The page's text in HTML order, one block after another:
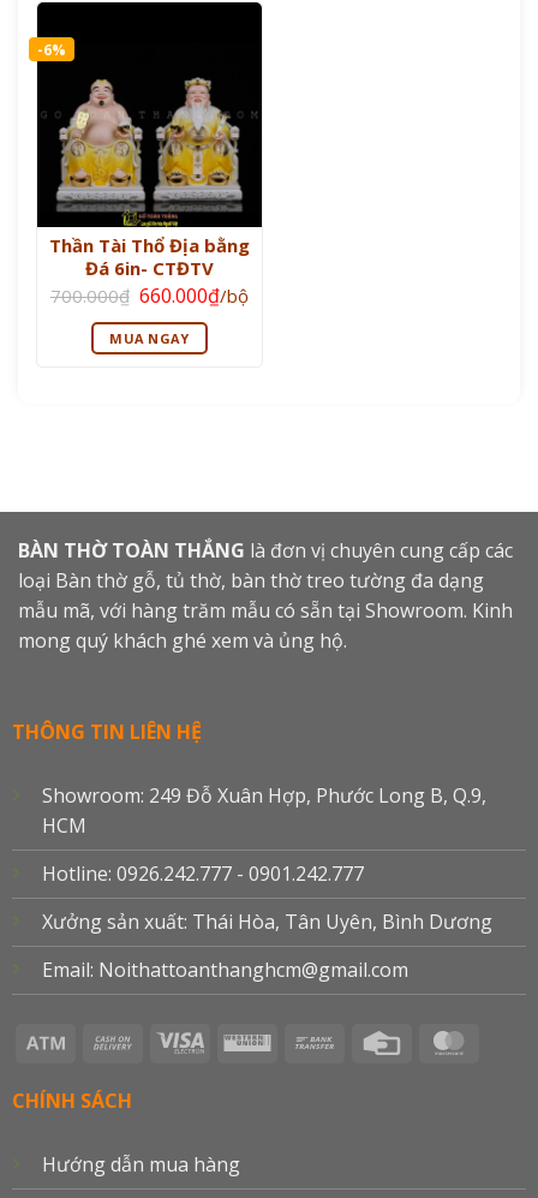
-6%
Thần Tài Thổ Địa bằng
Đá 6in- CTĐTV
700.000₫ Giá
gốc
là:
700.000₫.
660.000₫Giá
hiện
/bộ
MUA NGAY
BÀN THỜ TOÀN THẮNG là đơn vị chuyên cung cấp các
loại Bàn thờ gỗ, tủ thờ, bàn thờ treo tường đa dạng
mẫu mã, với hàng trăm mẫu có sẵn tại Showroom. Kinh
mong quý khách ghé xem và ủng hộ.
THÔNG TIN LIÊN HỆ
Showroom: 249 Đỗ Xuân Hợp, Phước Long B, Q.9,
HCM
Hotline: 0926.242.777 - 0901.242.777
Xưởng sản xuất: Thái Hòa, Tân Uyên, Bình Dương
Email: Noithattoanthanghcm@gmail.com
Atm
Cash
Visa
Western
Bank
Credit
CHÍNH SÁCH
Hướng dẫn mua hàng